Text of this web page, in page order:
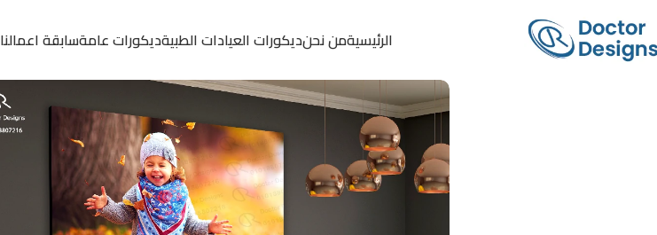
الرئيسيةمن نحنديكورات العيادات الطبيةديكورات عامةسابقة اعمالنا